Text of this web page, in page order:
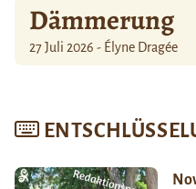
Dämmerung
27 Juli 2026 - Élyne Dragée